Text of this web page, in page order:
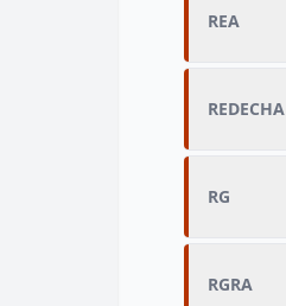
REA
REDECHA
RG
RGRA